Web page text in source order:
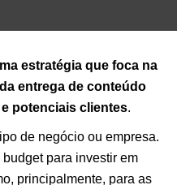
estratégia que foca na
entrega de conteúdo
potenciais clientes.
de negócio ou empresa.
para investir em
principalmente, para as